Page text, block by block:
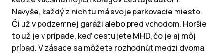
Navyše, každý z nich tu má svoje parkovacie miesto.
Či už v podzemnej garáži alebo pred vchodom. Horšie
to už je v prípade, keď cestujete MHD, čo je aj môj
prípad. V zásade sa môžete rozhodnúť medzi dvoma